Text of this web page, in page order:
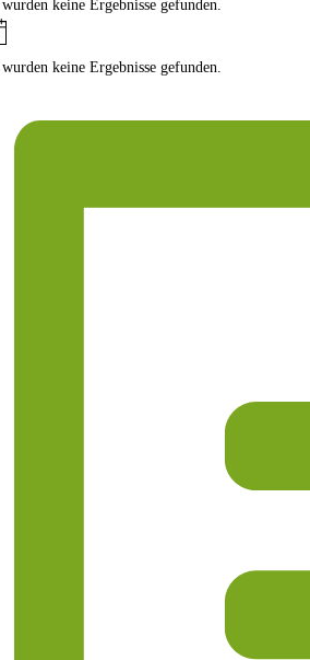
keine Ergebnisse gefunden.
Hinweis
keine Ergebnisse gefunden.